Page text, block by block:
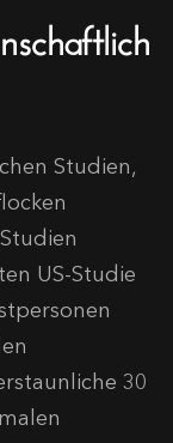
Studien,
US-Studie
30